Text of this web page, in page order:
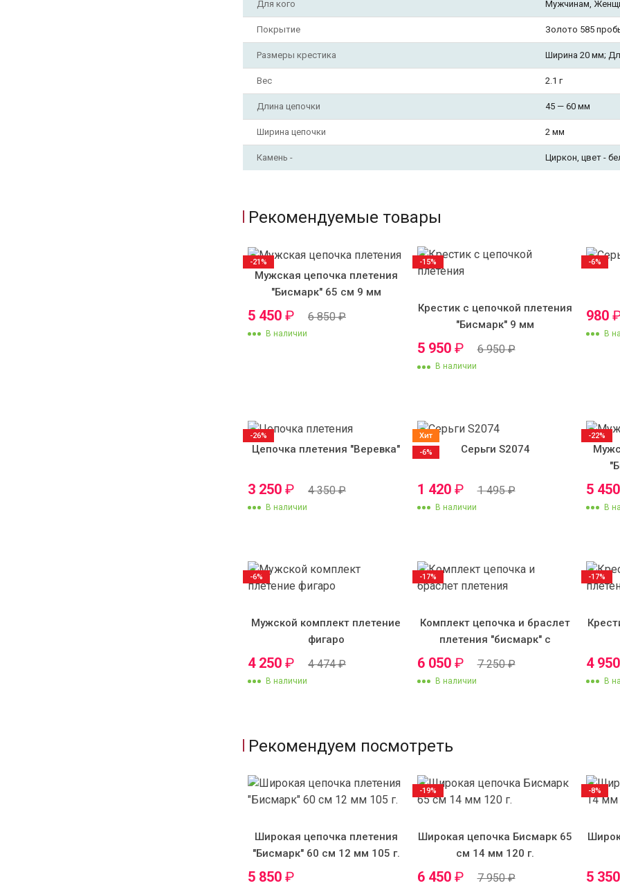
Для кого Мужчинам,
Покрытие Золото 585
Размеры крестика Ширина 20 мм;
Вес 2.1 г
Длина цепочки 45 — 60 мм
Ширина цепочки 2 мм
Камень - Циркон, цвет -
Рекомендуемые товары
Мужская цепочка плетения
"Бисмарк" 65 см 9 мм
5 450 ₽ 6 850₽
В наличии
-21%
Крестик с цепочкой плетения
"Бисмарк" 9 мм
5 950 ₽ 6 950₽
В наличии
-15%
980
В
-6%
Цепочка плетения "Веревка"
3 250 ₽ 4 350₽
В наличии
-26%
Серьги S2074
1 420 ₽ 1 495₽
В наличии
Хит
-6%
5 450
В
-22%
Мужской комплект плетение
фигаро
4 250 ₽ 4 474₽
В наличии
-6%
Комплект цепочка и браслет
плетения "бисмарк" с
крестиком №4-3
6 050 ₽ 7 250₽
В наличии
-17%
4 950
В
-17%
Рекомендуем посмотреть
Широкая цепочка плетения
"Бисмарк" 60 см 12 мм 105 г.
5 850 ₽
Широкая цепочка Бисмарк 65
см 14 мм 120 г.
6 450 ₽ 7 950₽
-19%
5 350
-8%